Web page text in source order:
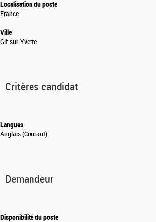
Localisation du poste
France
Ville
Gif-sur-Yvette
Critères candidat
Langues
Anglais (Courant)
Demandeur
Disponibilité du poste